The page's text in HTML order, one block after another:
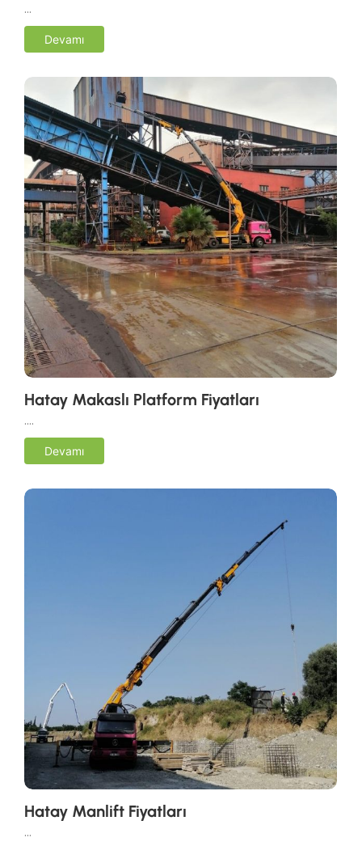
…
Devamı
Hatay Makaslı Platform Fiyatları
….
Devamı
Hatay Manlift Fiyatları
…